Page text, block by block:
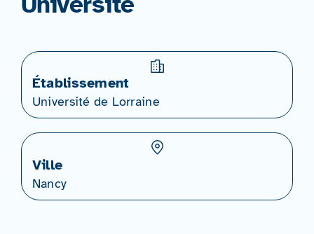
Établissement
Université de Lorraine
Ville
Nancy